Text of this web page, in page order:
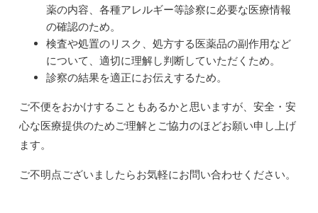
薬の内容、各種アレルギー等診察に必要な医療情報
の確認のため。
検査や処置のリスク、処方する医薬品の副作用など
について、適切に理解し判断していただくため。
診察の結果を適正にお伝えするため。
ご不便をおかけすることもあるかと思いますが、安全・安
心な医療提供のためご理解とご協力のほどお願い申し上げ
ます。
ご不明点ございましたらお気軽にお問い合わせください。